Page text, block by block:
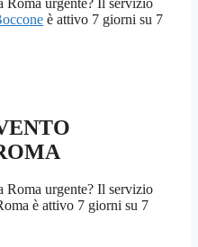
è attivo 7 giorni su 7
Roma urgente? Il servizio
è attivo 7 giorni su 7